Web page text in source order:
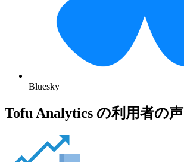
Bluesky
Tofu Analytics の利用者の声